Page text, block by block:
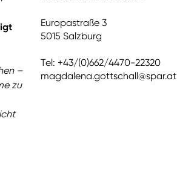
–
zu
Europastraße 3
5015 Salzburg
Tel: +43/(0)662/4470-22320
magdalena.gottschall@spar.at